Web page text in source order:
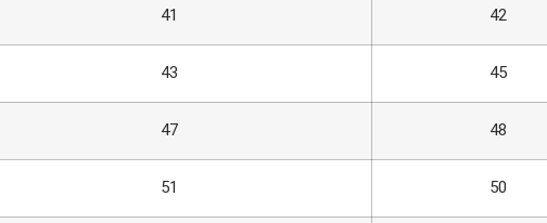
42
41
45
43
48
47
50
51